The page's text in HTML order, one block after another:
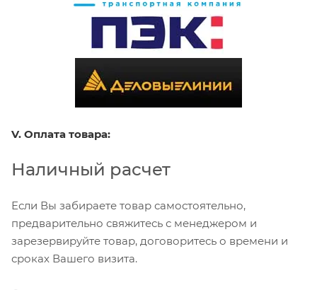
V. Оплата товара:
Наличный расчет
Если Вы забираете товар самостоятельно,
предварительно свяжитесь с менеджером и
зарезервируйте товар, договоритесь о времени и
сроках Вашего визита.